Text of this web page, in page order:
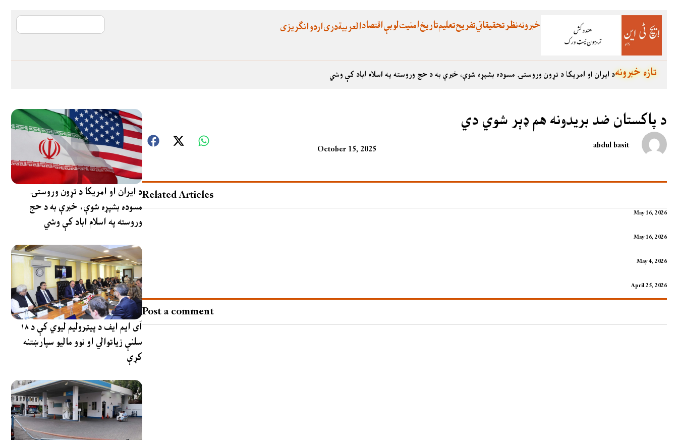
اقتصادلوبېامنیتتاریختعلیمتفریحتحقیقاتينظرخبرونه انگریزیاردودریالعربية
د ایران او امریکا د تړون وروستۍ مسوده بشپړه شوې، خبرې به د حج وروسته په اسلام اباد کې وشيتازه خبرونه
د ایران او امریکا د تړون وروستۍ
مسوده بشپړه شوې، خبرې به د حج
وروسته په اسلام اباد کې وشي
آی ایم ایف د پیټرولیم لیوي کې د ۱۸
سلنې زیاتوالي او نوو مالیو سپارښتنه
کړې
د پاکستان ضد بریدونه هم ډېر شوي دي
October 15, 2025 abdul basit
Related Articles
May 16, 2026
May 16, 2026
May 4, 2026
April 25, 2026
Post a comment